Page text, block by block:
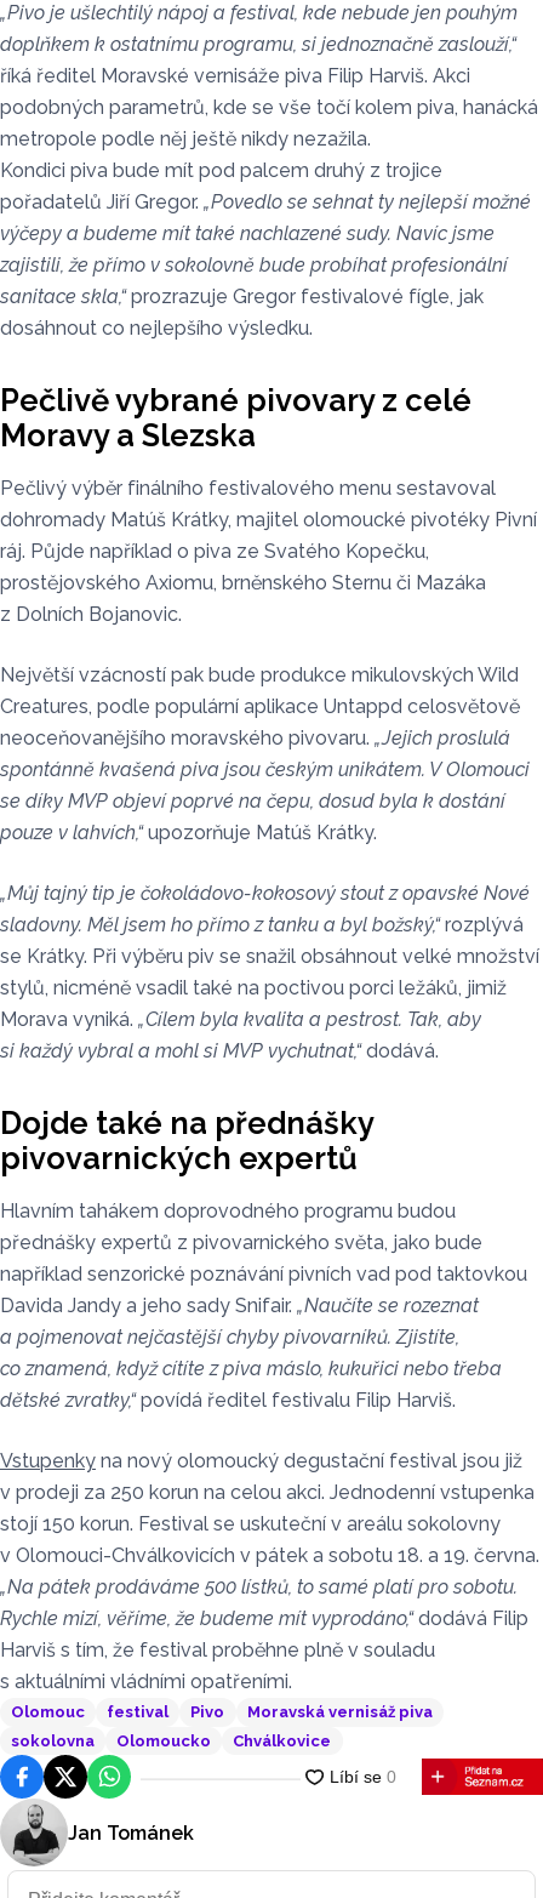
„Pivo je ušlechtilý nápoj a festival, kde nebude jen pouhým
doplňkem k ostatnímu programu, si jednoznačně zaslouží,“
říká ředitel Moravské vernisáže piva Filip Harviš. Akci
podobných parametrů, kde se vše točí kolem piva, hanácká
metropole podle něj ještě nikdy nezažila.
Kondici piva bude mít pod palcem druhý z trojice
pořadatelů Jiří Gregor. „Povedlo se sehnat ty nejlepší možné
výčepy a budeme mít také nachlazené sudy. Navíc jsme
zajistili, že přímo v sokolovně bude probíhat profesionální
sanitace skla,“prozrazuje Gregor festivalové fígle, jak
dosáhnout co nejlepšího výsledku.
Pečlivě vybrané pivovary z celé
Moravy a Slezska
Pečlivý výběr finálního festivalového menu sestavoval
dohromady Matúš Krátky, majitel olomoucké pivotéky Pivní
ráj. Půjde například o piva ze Svatého Kopečku,
prostějovského Axiomu, brněnského Sternu či Mazáka
z Dolních Bojanovic.
Největší vzácností pak bude produkce mikulovských Wild
Creatures, podle populární aplikace Untappd celosvětově
neoceňovanějšího moravského pivovaru. „Jejich proslulá
spontánně kvašená piva jsou českým unikátem. V Olomouci
se díky MVP objeví poprvé na čepu, dosud byla k dostání
pouze v lahvích,“upozorňuje Matúš Krátky.
„Můj tajný tip je čokoládovo-kokosový stout z opavské Nové
sladovny. Měl jsem ho přímo z tanku a byl božský,“rozplývá
se Krátky. Při výběru piv se snažil obsáhnout velké množství
stylů, nicméně vsadil také na poctivou porci ležáků, jimiž
Morava vyniká. „Cílem byla kvalita a pestrost. Tak, aby
si každý vybral a mohl si MVP vychutnat,“dodává.
Dojde také na přednášky
pivovarnických expertů
Hlavním tahákem doprovodného programu budou
přednášky expertů z pivovarnického světa, jako bude
například senzorické poznávání pivních vad pod taktovkou
Davida Jandy a jeho sady Snifair. „Naučíte se rozeznat
a pojmenovat nejčastější chyby pivovarníků. Zjistíte,
co znamená, když cítíte z piva máslo, kukuřici nebo třeba
dětské zvratky,“povídá ředitel festivalu Filip Harviš.
Vstupenky na nový olomoucký degustační festival jsou již
v prodeji za 250 korun na celou akci. Jednodenní vstupenka
stojí 150 korun. Festival se uskuteční v areálu sokolovny
v Olomouci-Chválkovicích v pátek a sobotu 18. a 19. června.
„Na pátek prodáváme 500 lístků, to samé platí pro sobotu.
Rychle mizí, věříme, že budeme mít vyprodáno,“dodává Filip
Harviš s tím, že festival proběhne plně v souladu
s aktuálními vládními opatřeními.
Olomouc festival Pivo
Moravská vernisáž piva
sokolovna
Olomoucko Chválkovice
FacebookPlatforma X
WhatsApp
Jan Tománek